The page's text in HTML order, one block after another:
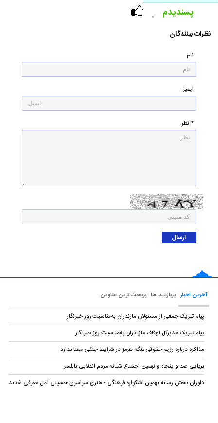
۰ پسندیدم
نظرات بینندگان
نام
ایمیل
* نظر
آخرین اخبار پربازدید ها پربحث ترین عناوین
پیام تبریک جمعی از مسئولان مازندران به‌مناسبت روز خبرنگار
پیام تبریک مدیرکل اوقاف مازندران به‌مناسبت روز خبرنگار
مذاکره درباره رژیم حقوقی تنگه هرمز در شرایط جنگی معنا ندارد
برپایی صد و پنجاه و نهمین اجتماع شبانه مردم انقلابی بابلسر
داوران بخش رسانه نهمین اشکواره فرهنگی‌ - هنری سراسری حسینی آمل معرفی شدند